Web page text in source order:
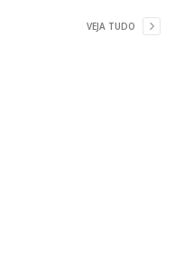
VEJA TUDO